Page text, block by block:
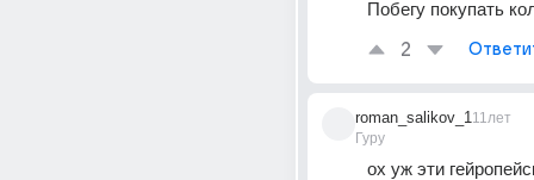
Побегу покупать
2
roman_salikov_1
Гуру
11лет
ох уж эти